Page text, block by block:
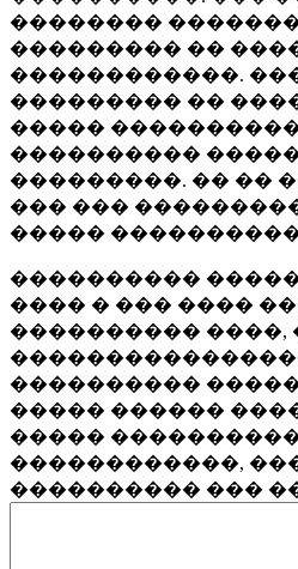
��������
��������� ��
������������.
��������� ��
�����
����������
���������. �� ��
��� ���
�����
����������
���� � ��� ����
���������� ����,
����������
����� ������
�����
������������,
���������� ���